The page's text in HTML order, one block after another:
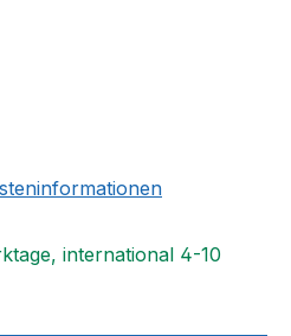
international 4-10